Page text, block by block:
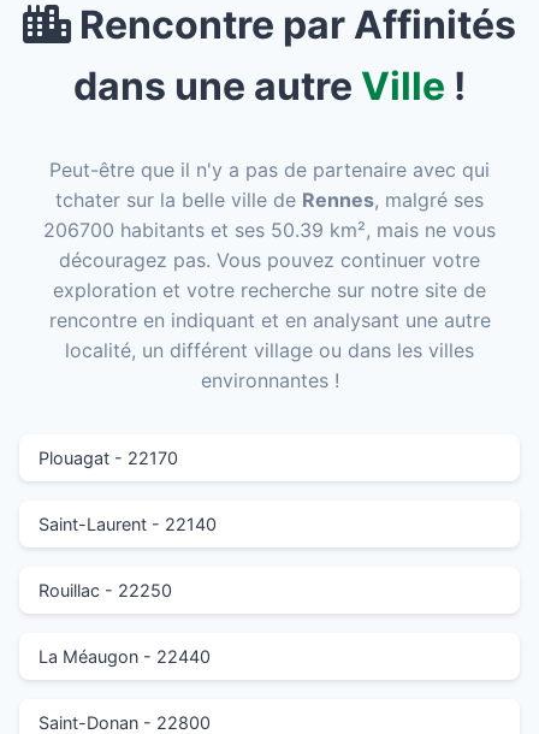
Rencontre par Affinités
dans une autre Ville !
Peut-être que il n'y a pas de partenaire avec qui
tchater sur la belle ville de Rennes, malgré ses
206700 habitants et ses 50.39 km², mais ne vous
découragez pas. Vous pouvez continuer votre
exploration et votre recherche sur notre site de
rencontre en indiquant et en analysant une autre
localité, un différent village ou dans les villes
environnantes !
Plouagat - 22170
Saint-Laurent - 22140
Rouillac - 22250
La Méaugon - 22440
Saint-Donan - 22800